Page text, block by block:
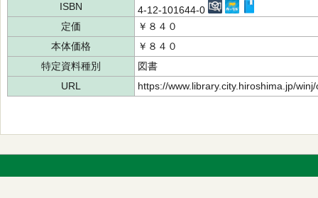
ISBN
4-12-101644-0
定価
￥８４０
本体価格
￥８４０
特定資料種別
図書
URL
https://www.library.city.hiroshima.jp/